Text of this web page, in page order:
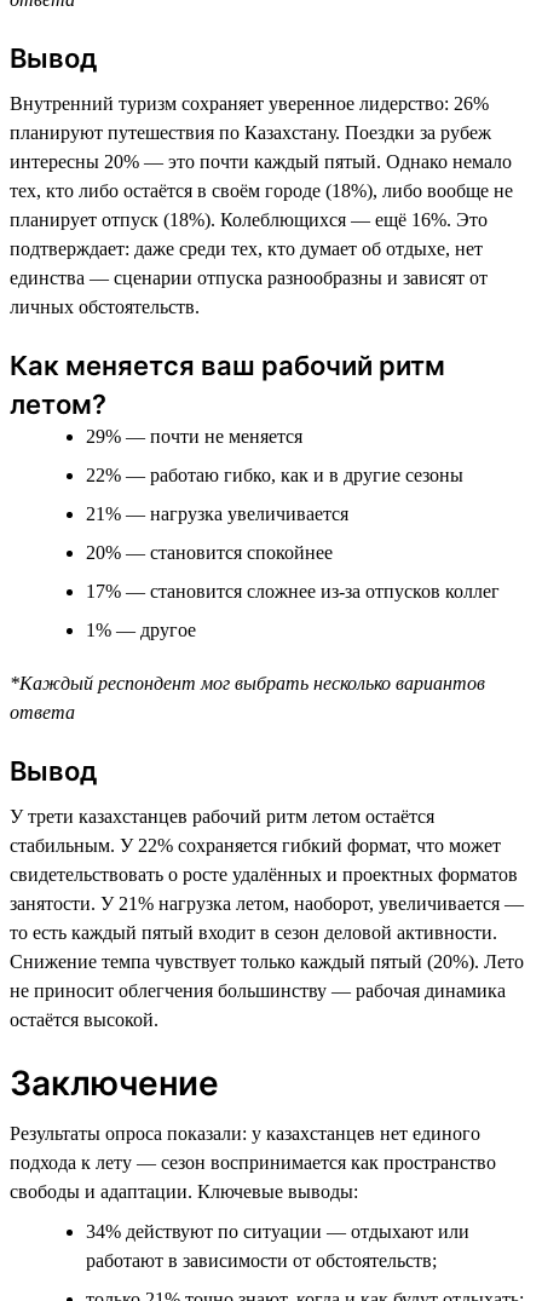
Вывод
Внутренний туризм сохраняет уверенное лидерство: 26%
планируют путешествия по Казахстану. Поездки за рубеж
интересны 20% — это почти каждый пятый. Однако немало
тех, кто либо остаётся в своём городе (18%), либо вообще не
планирует отпуск (18%). Колеблющихся — ещё 16%. Это
подтверждает: даже среди тех, кто думает об отдыхе, нет
единства — сценарии отпуска разнообразны и зависят от
личных обстоятельств.
Как меняется ваш рабочий ритм
летом?
29% — почти не меняется
22% — работаю гибко, как и в другие сезоны
21% — нагрузка увеличивается
20% — становится спокойнее
17% — становится сложнее из-за отпусков коллег
1% — другое
*Каждый респондент мог выбрать несколько вариантов
ответа
Вывод
У трети казахстанцев рабочий ритм летом остаётся
стабильным. У 22% сохраняется гибкий формат, что может
свидетельствовать о росте удалённых и проектных форматов
занятости. У 21% нагрузка летом, наоборот, увеличивается —
то есть каждый пятый входит в сезон деловой активности.
Снижение темпа чувствует только каждый пятый (20%). Лето
не приносит облегчения большинству — рабочая динамика
остаётся высокой.
Заключение
Результаты опроса показали: у казахстанцев нет единого
подхода к лету — сезон воспринимается как пространство
свободы и адаптации. Ключевые выводы:
34% действуют по ситуации — отдыхают или
работают в зависимости от обстоятельств;